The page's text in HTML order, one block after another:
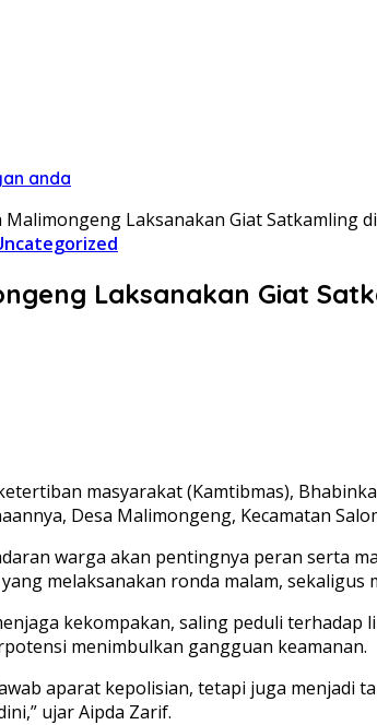
anda
Laksanakan Giat Satkamling
Laksanakan Giat
masyarakat (Kamtibmas),
Desa Malimongeng, Kecamatan
warga akan pentingnya peran serta
melaksanakan ronda malam, sekaligus
kekompakan, saling peduli
menimbulkan gangguan keamanan.
aparat kepolisian, tetapi juga menjadi
ujar Aipda Zarif.